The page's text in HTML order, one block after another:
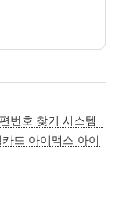
번호 찾기 시스템
드 아이맥스 아이